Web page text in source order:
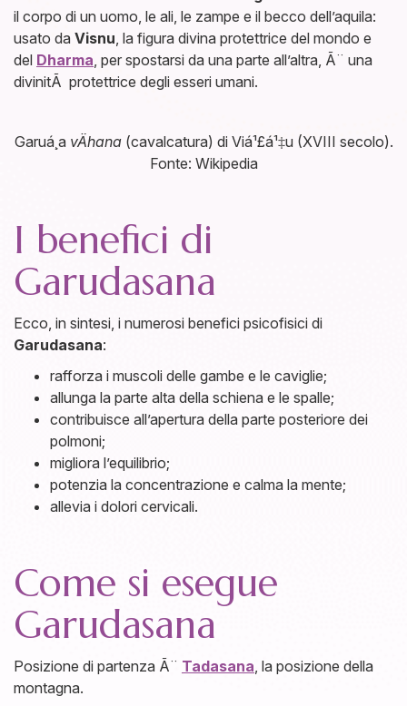
il corpo di un uomo, le ali, le zampe e il becco dell’aquila:
usato da Visnu , la figura divina protettrice del mondo e
del Dharma , per spostarsi da una parte all’altra, Ã¨ una
divinitÃ protettrice degli esseri umani.
Garuá¸a vÄhana(cavalcatura) di Viá¹£á¹‡u (XVIII secolo).
Fonte: Wikipedia
I benefici di
Garudasana
Ecco, in sintesi, i numerosi benefici psicofisici di
Garudasana:
rafforza i muscoli delle gambe e le caviglie;
allunga la parte alta della schiena e le spalle;
contribuisce all’apertura della parte posteriore dei
polmoni;
migliora l’equilibrio;
potenzia la concentrazione e calma la mente;
allevia i dolori cervicali.
Come si esegue
Garudasana
Posizione di partenza Ã¨ Tadasana , la posizione della
montagna.